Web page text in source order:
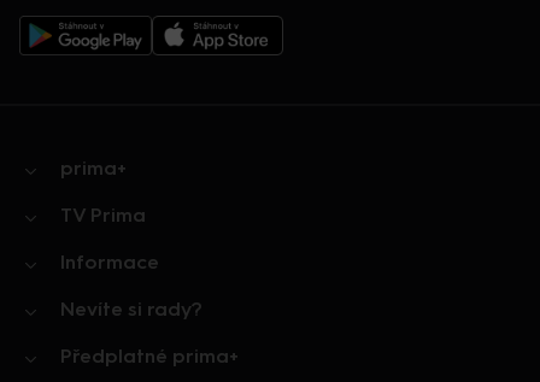
prima+
TV Prima
Informace
Nevíte si rady?
Předplatné prima+